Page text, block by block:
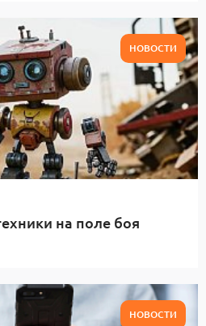
НОВОСТИ
на поле боя
НОВОСТИ